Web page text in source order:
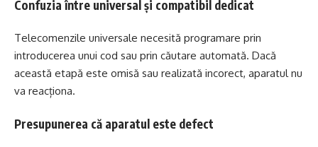
Confuzia între universal și compatibil dedicat
Telecomenzile universale necesită programare prin
introducerea unui cod sau prin căutare automată. Dacă
această etapă este omisă sau realizată incorect, aparatul nu
va reacționa.
Presupunerea că aparatul este defect